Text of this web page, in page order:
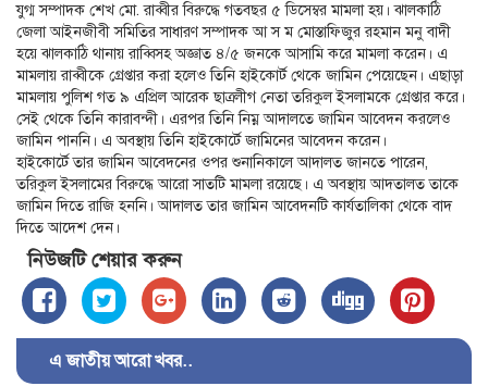
যুগ্ম সম্পাদক শেখ মো. রাব্বীর বিরুদ্ধে গতবছর ৫ ডিসেম্বর মামলা হয়। ঝালকাঠি
জেলা আইনজীবী সমিতির সাধারণ সম্পাদক আ স ম মোস্তাফিজুর রহমান মনু বাদী
হয়ে ঝালকাঠি থানায় রাব্বিসহ অজ্ঞাত ৪/৫ জনকে আসামি করে মামলা করেন। এ
মামলায় রাব্বীকে গ্রেপ্তার করা হলেও তিনি হাইকোর্ট থেকে জামিন পেয়েছেন। এছাড়া
মামলায় পুলিশ গত ৯ এপ্রিল আরেক ছাত্রলীগ নেতা তরিকুল ইসলামকে গ্রেপ্তার করে।
সেই থেকে তিনি কারাবন্দী। এরপর তিনি নিম্ন আদালতে জামিন আবেদন করলেও
জামিন পাননি। এ অবস্থায় তিনি হাইকোর্টে জামিনের আবেদন করেন।
হাইকোর্টে তার জামিন আবেদনের ওপর শুনানিকালে আদালত জানতে পারেন,
তরিকুল ইসলামের বিরুদ্ধে আরো সাতটি মামলা রয়েছে। এ অবস্থায় আদতালত তাকে
জামিন দিতে রাজি হননি। আদালত তার জামিন আবেদনটি কার্যতালিকা থেকে বাদ
দিতে আদেশ দেন।
নিউজটি শেয়ার করুন
এ জাতীয় আরো খবর..